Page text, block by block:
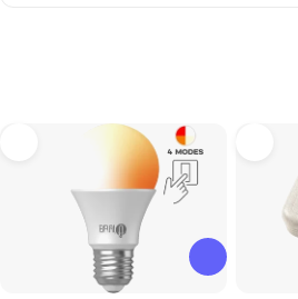
products